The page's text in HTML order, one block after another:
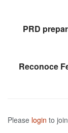
PRD
Reconoce
Please login to